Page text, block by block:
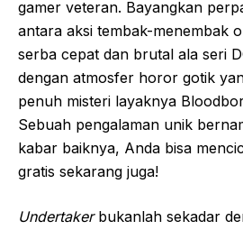
gamer veteran. Bayangkan
antara aksi tembak-menembak
serba cepat dan brutal ala seri
dengan atmosfer horor gotik
penuh misteri layaknya
Sebuah pengalaman unik
kabar baiknya, Anda bisa
gratis sekarang juga!
Undertakerbukanlah sekadar